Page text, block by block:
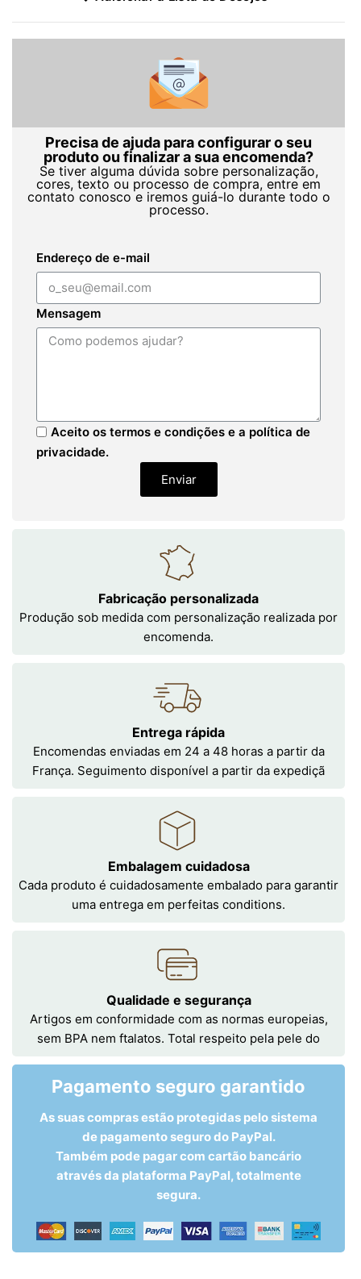
Precisa de ajuda para configurar o seu
produto ou finalizar a sua encomenda?
Se tiver alguma dúvida sobre personalização,
cores, texto ou processo de compra, entre em
contato conosco e iremos guiá-lo durante todo o
processo.
Endereço de e-mail
Mensagem
Aceito os termos e condições e a política de
privacidade.
Enviar
Fabricação personalizada
Produção sob medida com personalização realizada por
encomenda.
Entrega rápida
Encomendas enviadas em 24 a 48 horas a partir da
França. Seguimento disponível a partir da expediçã
Embalagem cuidadosa
Cada produto é cuidadosamente embalado para garantir
uma entrega em perfeitas conditions.
Qualidade e segurança
Artigos em conformidade com as normas europeias,
sem BPA nem ftalatos. Total respeito pela pele do
Pagamento seguro garantido
As suas compras estão protegidas pelo sistema
de pagamento seguro do PayPal.
Também pode pagar com cartão bancário
através da plataforma PayPal, totalmente
segura.